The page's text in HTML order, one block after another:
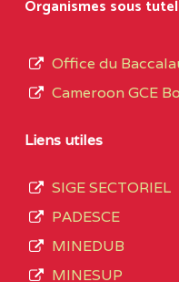
Organismes sous
Office du
Cameroon GCE
Liens utiles
SIGE SECTORIEL
PADESCE
MINEDUB
MINESUP